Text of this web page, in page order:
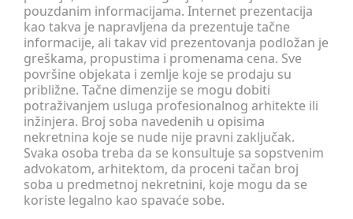
pouzdanim informacijama. Internet prezentacija
kao takva je napravljena da prezentuje tačne
informacije, ali takav vid prezentovanja podložan je
greškama, propustima i promenama cena. Sve
površine objekata i zemlje koje se prodaju su
približne. Tačne dimenzije se mogu dobiti
potraživanjem usluga profesionalnog arhitekte ili
inžinjera. Broj soba navedenih u opisima
nekretnina koje se nude nije pravni zaključak.
Svaka osoba treba da se konsultuje sa sopstvenim
advokatom, arhitektom, da proceni tačan broj
soba u predmetnoj nekretnini, koje mogu da se
koriste legalno kao spavaće sobe.